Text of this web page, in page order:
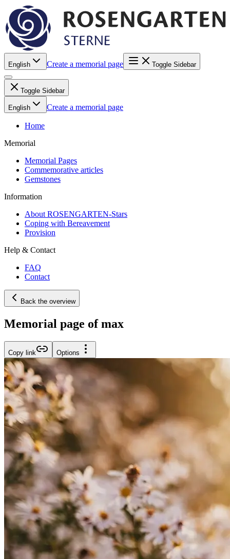
English Create a memorial page Toggle Sidebar
Toggle Sidebar
English Create a memorial page
Home
Memorial
Memorial Pages
Commemorative articles
Gemstones
Information
About ROSENGARTEN-Stars
Coping with Bereavement
Provision
Help & Contact
FAQ
Contact
Back the overview
Memorial page of max
Copy link Options